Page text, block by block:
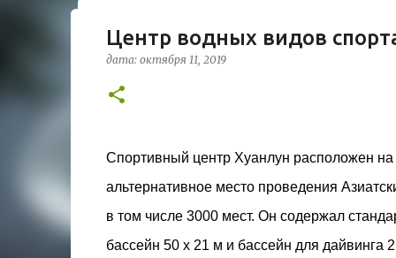
Проект дома в стиле
Жардена»
дата:
бюро Vincent Callebaut Architectures.
районе Cité Créative, стал примером
контекст. Комплекс состоит из двух
назначения, общая площадь 5 364 м²) и
В общей сложности 113 жилых единиц
принципов биоразнообразия и
Центр водных видов
дата: октября 11, 2019
Спортивный центр Хуанлун расположен
альтернативное место проведения
в том числе 3000 мест. Он содержал
бассейн 50 х 21 м и бассейн для дайвинга